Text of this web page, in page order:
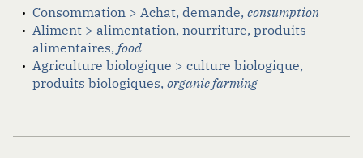
Consommation > Achat, demande, consumption
Aliment > alimentation, nourriture, produits
alimentaires, food
Agriculture biologique > culture biologique,
produits biologiques, organic farming